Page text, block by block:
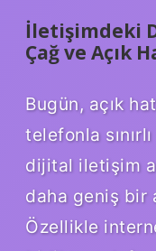
İletişimdeki
Çağ ve Açık
Bugün, açık
telefonla
dijital iletişim
daha geniş bir
Özellikle